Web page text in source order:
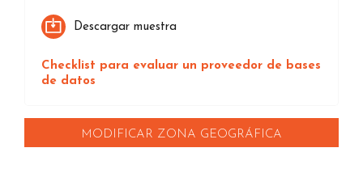
Descargar muestra
Checklist para evaluar un proveedor de bases
de datos
MODIFICAR ZONA GEOGRÁFICA